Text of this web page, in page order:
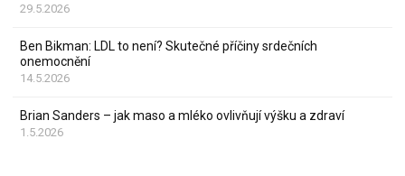
29.5.2026
Ben Bikman: LDL to není? Skutečné příčiny srdečních
onemocnění
14.5.2026
Brian Sanders – jak maso a mléko ovlivňují výšku a zdraví
1.5.2026